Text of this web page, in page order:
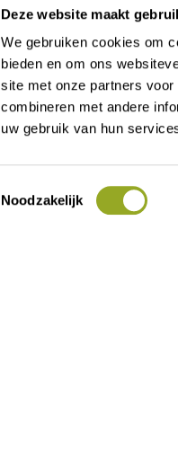
Deze website maakt
We gebruiken cookies om
bieden en om ons
site met onze partners
combineren met andere
uw gebruik van hun
Toestemmingsselectie
Noodzakelijk
Korte Kamperstraat
8011 MP Zwolle
admin@odij.nl